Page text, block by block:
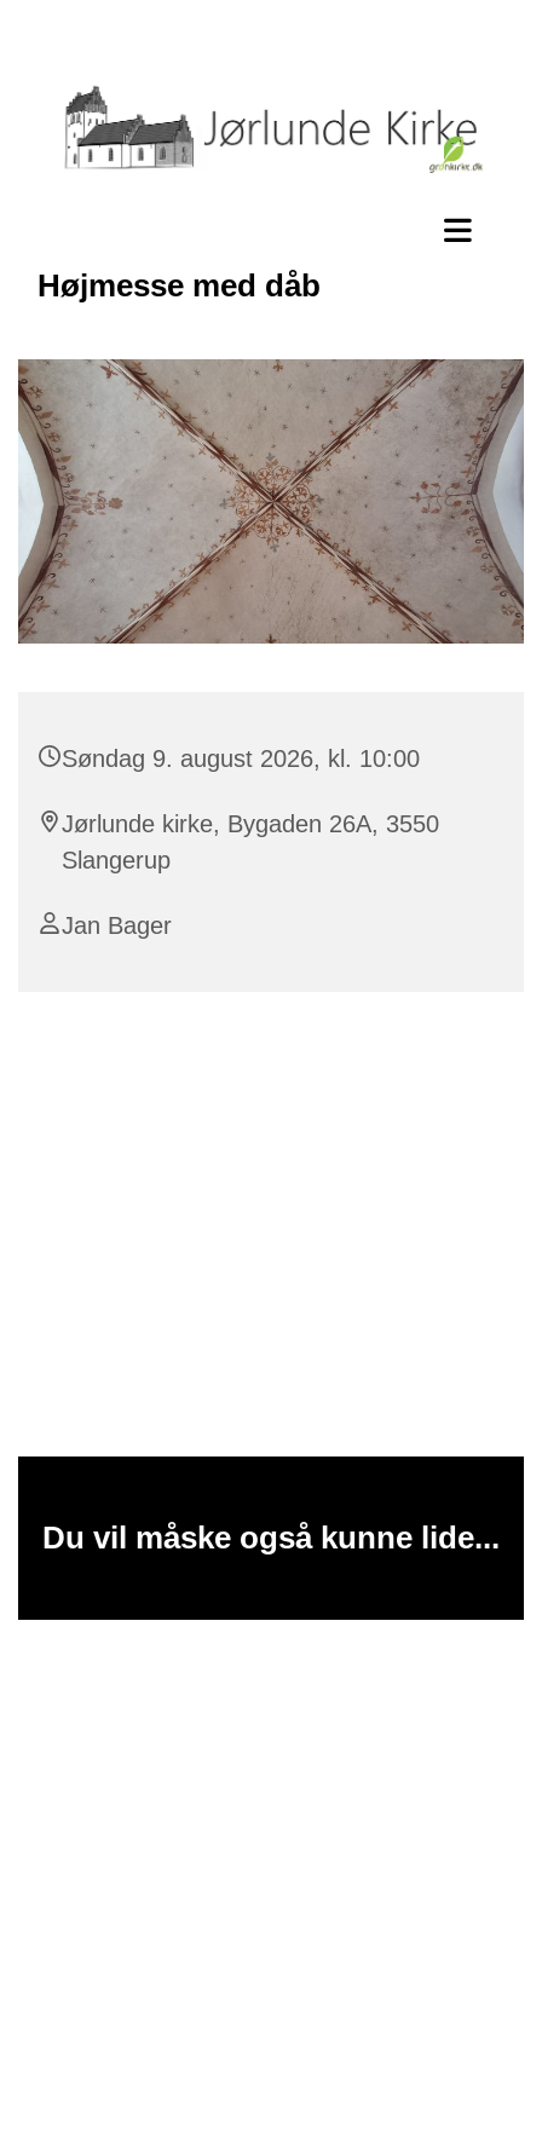
Højmesse med dåb
Søndag 9. august 2026, kl. 10:00
Jørlunde kirke, Bygaden 26A, 3550
Slangerup
Jan Bager
Du vil måske også kunne lide...